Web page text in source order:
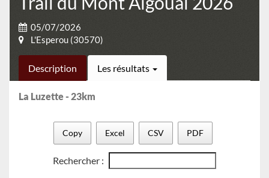
05/07/2026
L'Esperou (30570)
Description Les résultats
La Luzette - 23km
Copy Excel CSV PDF
Rechercher :